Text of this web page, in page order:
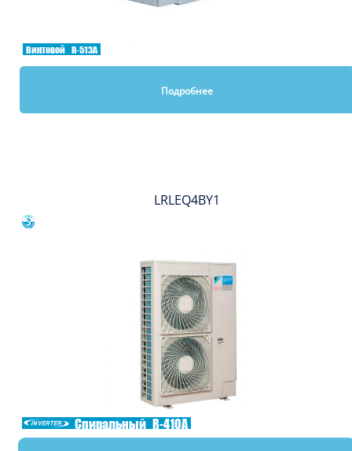
Винтовой R-513A
Подробнее
LRLEQ4BY1
Спиральный R-410A